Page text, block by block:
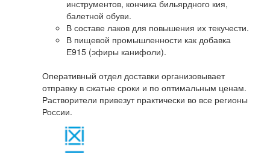
инструментов, кончика бильярдного кия,
балетной обуви.
В составе лаков для повышения их текучести.
В пищевой промышленности как добавка
Е915 (эфиры канифоли).
Оперативный отдел доставки организовывает
отправку в сжатые сроки и по оптимальным ценам.
Растворители привезут практически во все регионы
России.